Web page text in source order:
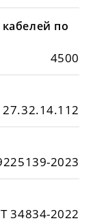
по
4500
27.32.14.112
2023
34834-2022